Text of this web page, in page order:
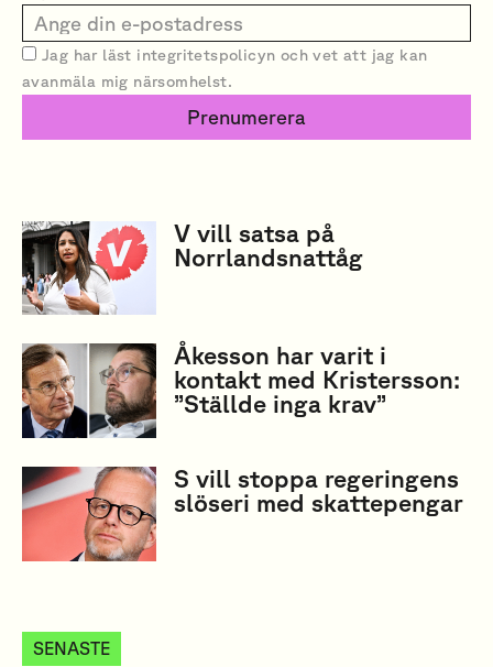
Jag har läst integritetspolicyn och vet att jag kan
avanmäla mig närsomhelst.
Prenumerera
V vill satsa på
Norrlandsnattåg
Åkesson har varit i
kontakt med Kristersson:
”Ställde inga krav”
S vill stoppa regeringens
slöseri med skattepengar
SENASTE